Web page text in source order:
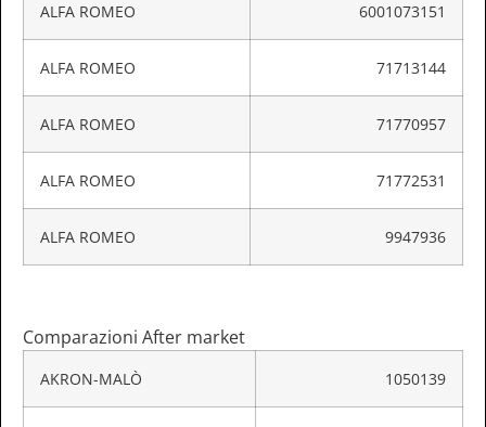
ALFA ROMEO 6001073151
ALFA ROMEO 71713144
ALFA ROMEO 71770957
ALFA ROMEO 71772531
ALFA ROMEO 9947936
Comparazioni After market
AKRON-MALÒ 1050139